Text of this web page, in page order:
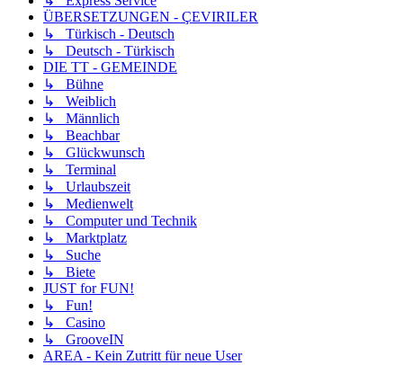
ÜBERSETZUNGEN - ÇEVIRILER
↳ Türkisch - Deutsch
↳ Deutsch - Türkisch
DIE TT - GEMEINDE
↳ Bühne
↳ Weiblich
↳ Männlich
↳ Beachbar
↳ Glückwunsch
↳ Terminal
↳ Urlaubszeit
↳ Medienwelt
↳ Computer und Technik
↳ Marktplatz
↳ Suche
↳ Biete
JUST for FUN!
↳ Fun!
↳ Casino
↳ GrooveIN
AREA - Kein Zutritt für neue User